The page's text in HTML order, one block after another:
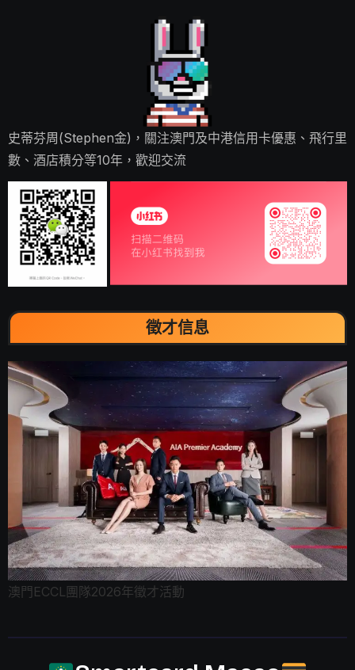
史蒂芬周(Stephen金)，關注澳門及中港信用卡優惠、飛行里
數、酒店積分等10年，歡迎交流
徵才信息
澳門ECCL團隊2026年徵才活動